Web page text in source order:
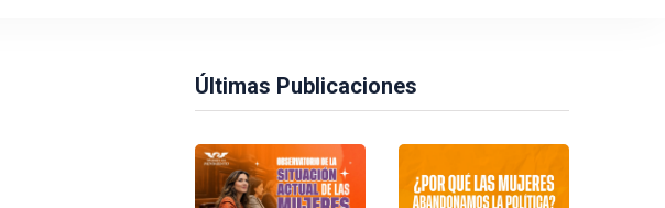
Últimas Publicaciones